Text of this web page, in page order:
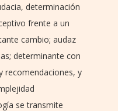
determinación
frente a un
cambio; audaz
determinante con
recomendaciones, y
se transmite